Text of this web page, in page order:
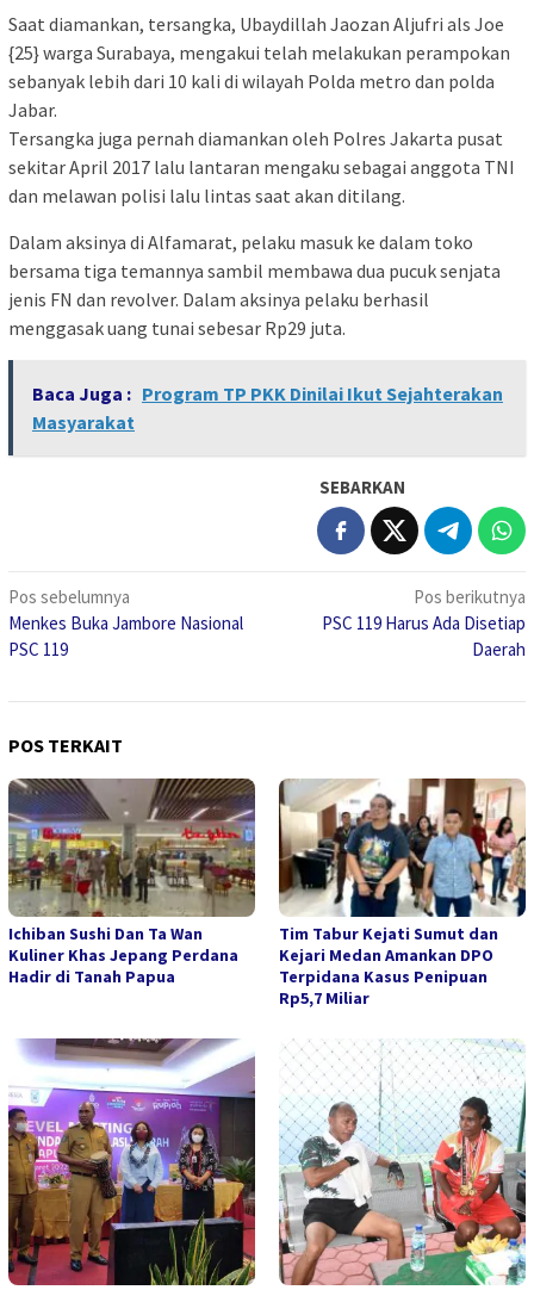
Saat diamankan, tersangka, Ubaydillah Jaozan Aljufri als Joe
{25} warga Surabaya, mengakui telah melakukan perampokan
sebanyak lebih dari 10 kali di wilayah Polda metro dan polda
Jabar.
Tersangka juga pernah diamankan oleh Polres Jakarta pusat
sekitar April 2017 lalu lantaran mengaku sebagai anggota TNI
dan melawan polisi lalu lintas saat akan ditilang.
Dalam aksinya di Alfamarat, pelaku masuk ke dalam toko
bersama tiga temannya sambil membawa dua pucuk senjata
jenis FN dan revolver. Dalam aksinya pelaku berhasil
menggasak uang tunai sebesar Rp29 juta.
Baca Juga : Program TP PKK Dinilai Ikut Sejahterakan
Masyarakat
SEBARKAN
Navigasi
pos
Pos sebelumnya
Menkes Buka Jambore Nasional
PSC 119
Pos berikutnya
PSC 119 Harus Ada Disetiap
Daerah
POS TERKAIT
Ichiban Sushi Dan Ta Wan
Kuliner Khas Jepang Perdana
Hadir di Tanah Papua
Tim Tabur Kejati Sumut dan
Kejari Medan Amankan DPO
Terpidana Kasus Penipuan
Rp5,7 Miliar